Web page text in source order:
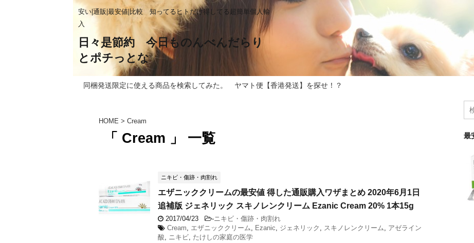
安い|通販|最安値|比較 知ってるヒトだけ得してる超簡単個人輸
入
日々是節約 今日ものんべんだらり
とポチっとな
同梱発送限定に使える商品を検索してみた。 ヤマト便【香港発送】を探せ！？
HOME > Cream
「 Cream 」 一覧
ニキビ・傷跡・肉割れ
エザニッククリームの最安値 得した通販購入ワザまとめ 2020年6月1日
追補版 ジェネリック スキノレンクリーム Ezanic Cream 20% 1本15g
2017/04/23 -ニキビ・傷跡・肉割れ
Cream, エザニッククリーム, Ezanic, ジェネリック , スキノレンクリーム, アゼライン
酸, ニキビ, たけしの家庭の医学
最